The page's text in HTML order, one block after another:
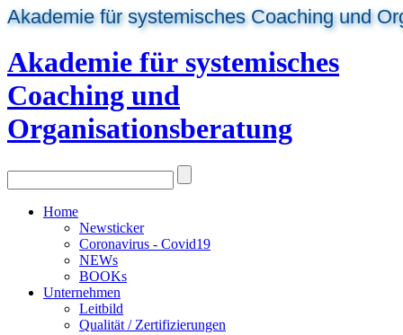
Akademie für systemisches Coaching und
Akademie für systemisches
Coaching und
Organisationsberatung
Home
Newsticker
Coronavirus - Covid19
NEWs
BOOKs
Unternehmen
Leitbild
Qualität / Zertifizierungen